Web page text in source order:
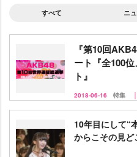
すべて ニ
『第10回
ート『全100
ト』
2018-06-16 特集
10年目にして“
からこその見ど